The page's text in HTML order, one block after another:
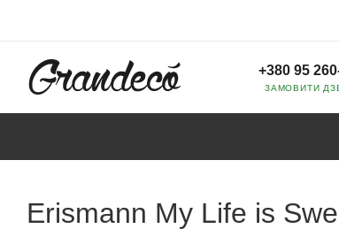
+380 95
ЗАМОВИТИ
Erismann My Life is